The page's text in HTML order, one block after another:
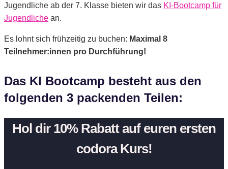
Jugendliche ab der 7. Klasse bieten wir das KI-Bootcamp für
Jugendliche an.
Es lohnt sich frühzeitig zu buchen: Maximal 8
Teilnehmer:innen pro Durchführung!
Das KI Bootcamp besteht aus den
folgenden 3 packenden Teilen:
Hol dir 10% Rabatt auf euren ersten
codora Kurs!